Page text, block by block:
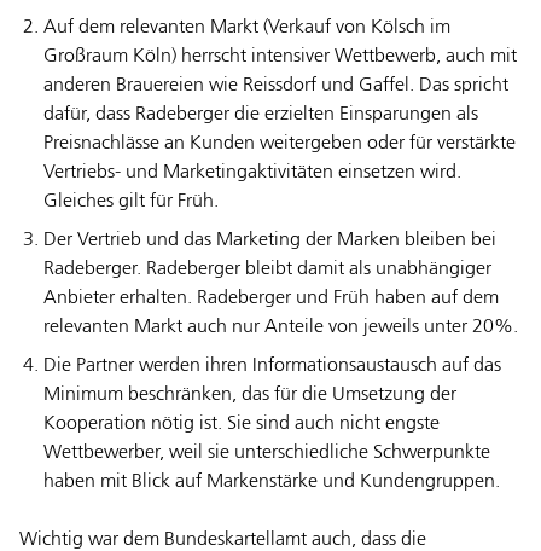
Auf dem relevanten Markt (Verkauf von Kölsch im
Großraum Köln) herrscht intensiver Wettbewerb, auch mit
anderen Brauereien wie Reissdorf und Gaffel. Das spricht
dafür, dass Radeberger die erzielten Einsparungen als
Preisnachlässe an Kunden weitergeben oder für verstärkte
Vertriebs- und Marketingaktivitäten einsetzen wird.
Gleiches gilt für Früh.
Der Vertrieb und das Marketing der Marken bleiben bei
Radeberger. Radeberger bleibt damit als unabhängiger
Anbieter erhalten. Radeberger und Früh haben auf dem
relevanten Markt auch nur Anteile von jeweils unter 20%.
Die Partner werden ihren Informationsaustausch auf das
Minimum beschränken, das für die Umsetzung der
Kooperation nötig ist. Sie sind auch nicht engste
Wettbewerber, weil sie unterschiedliche Schwerpunkte
haben mit Blick auf Markenstärke und Kundengruppen.
Wichtig war dem Bundeskartellamt auch, dass die